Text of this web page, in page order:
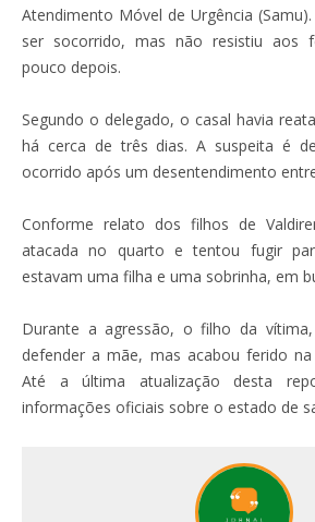
Atendimento Móvel de Urgência
ser socorrido, mas não resistiu aos
pouco depois.
Segundo o delegado, o casal havia
há cerca de três dias. A suspeita é
ocorrido após um desentendimento
Conforme relato dos filhos de
atacada no quarto e tentou fugir
estavam uma filha e uma sobrinha, em
Durante a agressão, o filho da
defender a mãe, mas acabou ferido
Até a última atualização desta
informações oficiais sobre o estado de